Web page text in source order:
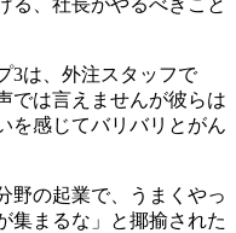
る、社長がやるべきこと
3は、外注スタッフで
では言えませんが彼らは
を感じてバリバリとがん
野の起業で、うまくやっ
集まるな」と揶揄された